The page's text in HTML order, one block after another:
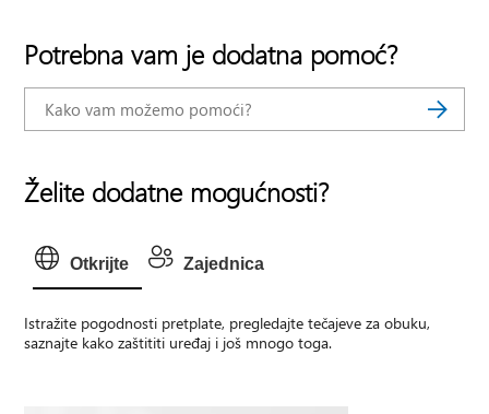
Potrebna vam je dodatna pomoć?
Želite dodatne mogućnosti?
Otkrijte Zajednica
Istražite pogodnosti pretplate, pregledajte tečajeve za obuku,
saznajte kako zaštititi uređaj i još mnogo toga.